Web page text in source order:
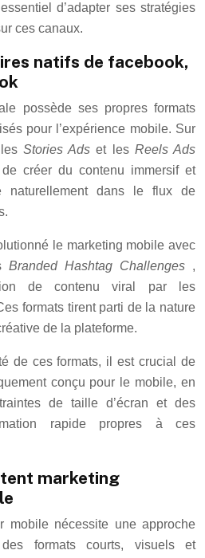
d’adapter ses stratégies
ces canaux.
natifs de facebook,
possède ses propres formats
pour l’expérience mobile. Sur
Stories Adset les Reels Ads
créer du contenu immersif et
naturellement dans le flux de
le marketing mobile avec
Branded Hashtag Challenges ,
de contenu viral par les
formats tirent parti de la nature
de la plateforme.
de ces formats, il est crucial de
conçu pour le mobile, en
de taille d’écran et des
rapide propres à ces
marketing
mobile nécessite une approche
formats courts, visuels et